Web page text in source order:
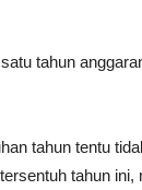
tahun
tahun tentu
tahun